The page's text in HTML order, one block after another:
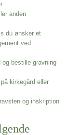
anden
du ønsker et
ved
og bestille gravning
kirkegård eller
og inskription